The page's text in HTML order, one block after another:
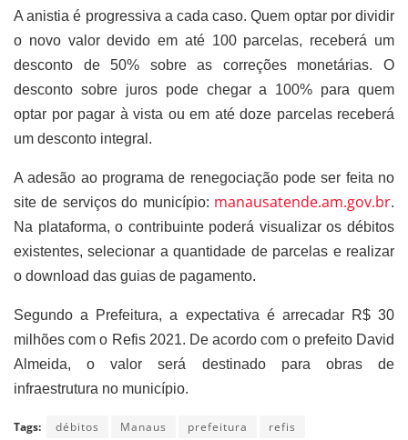
A anistia é progressiva a cada caso. Quem optar por dividir
o novo valor devido em até 100 parcelas, receberá um
desconto de 50% sobre as correções monetárias. O
desconto sobre juros pode chegar a 100% para quem
optar por pagar à vista ou em até doze parcelas receberá
um desconto integral.
A adesão ao programa de renegociação pode ser feita no
site de serviços do município: manausatende.am.gov.br.
Na plataforma, o contribuinte poderá visualizar os débitos
existentes, selecionar a quantidade de parcelas e realizar
o download das guias de pagamento.
Segundo a Prefeitura, a expectativa é arrecadar R$ 30
milhões com o Refis 2021. De acordo com o prefeito David
Almeida, o valor será destinado para obras de
infraestrutura no município.
Tags: débitos Manaus prefeitura refis